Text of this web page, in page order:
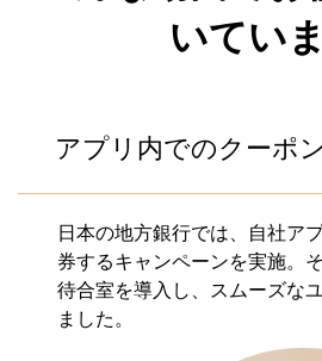
いてい
アプリ内でのクーポ
日本の地方銀行では、自社ア
券するキャンペーンを実施。
待合室を導入し、スムーズな
ました。